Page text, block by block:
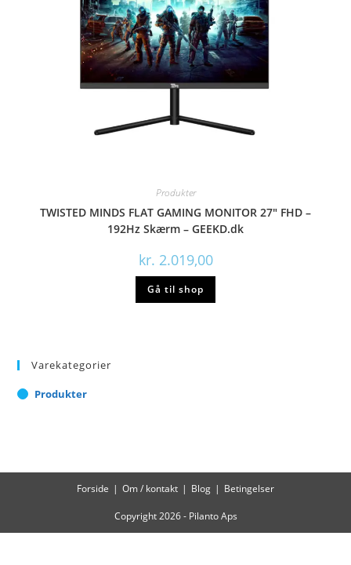
Produkter
TWISTED MINDS FLAT GAMING MONITOR 27″ FHD –
192Hz Skærm – GEEKD.dk
kr. 2.019,00
Gå til shop
Varekategorier
Produkter
Forside Om / kontakt Blog Betingelser
Copyright 2026 - Pilanto Aps